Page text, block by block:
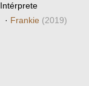
Intérprete
· Frankie (2019)